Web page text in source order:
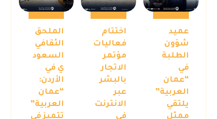
عميد
شؤون
الطلبة
في
“عمان
العربية”
يلتقي
ممثل
اختتام
فعاليات
مؤتمر
الاتجار
بالبشر
عبر
الانترنت
في
الملحق
الثقافي
السعود
ي في
الأردن:
“عمان
العربية”
تتميز في